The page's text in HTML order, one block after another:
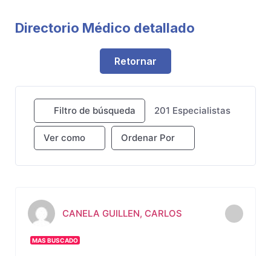
Directorio Médico detallado
Retornar
Filtro de búsqueda 201 Especialistas
Ver como Ordenar Por
CANELA GUILLEN, CARLOS
MAS BUSCADO